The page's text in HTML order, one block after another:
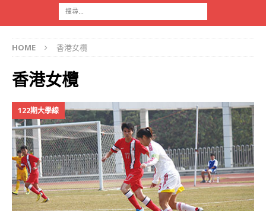
HOME 香港女欖
香港女欖
122期大學線